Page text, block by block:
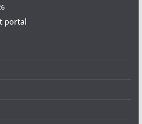
portal